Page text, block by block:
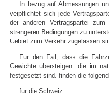
In bezug auf Abmessungen
verpflichtet sich jede
der anderen Vertragspartei
strengeren Bedingungen zu
Gebiet zum Verkehr zugelassen
Fūr den Fall, dass die
Gewichte ūbersteigen, die im
festgesetzt sind, finden die
fūr die Schweiz: